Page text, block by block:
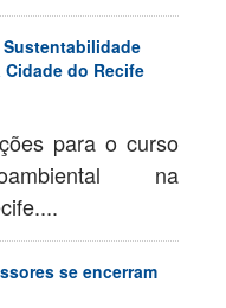
do Recife
para o curso
na
se encerram